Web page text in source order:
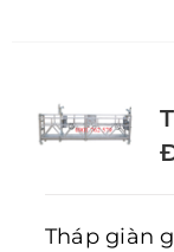
Tháp giàn